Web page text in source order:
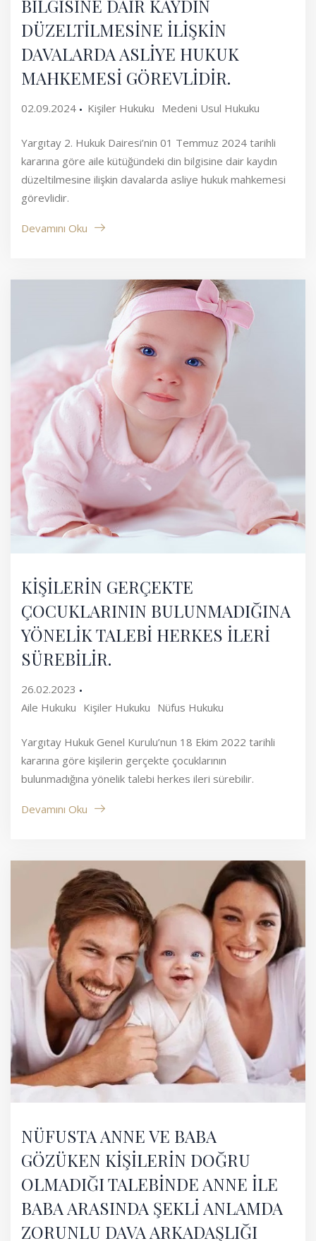
BİLGİSİNE DAİR KAYDIN
DÜZELTİLMESİNE İLİŞKİN
DAVALARDA ASLİYE HUKUK
MAHKEMESİ GÖREVLİDİR.
02.09.2024 Kişiler Hukuku Medeni Usul Hukuku
Yargıtay 2. Hukuk Dairesi’nin 01 Temmuz 2024 tarihli
kararına göre aile kütüğündeki din bilgisine dair kaydın
düzeltilmesine ilişkin davalarda asliye hukuk mahkemesi
görevlidir.
Devamını Oku
KİŞİLERİN GERÇEKTE
ÇOCUKLARININ BULUNMADIĞINA
YÖNELİK TALEBİ HERKES İLERİ
SÜREBİLİR.
26.02.2023
Aile Hukuku Kişiler Hukuku Nüfus Hukuku
Yargıtay Hukuk Genel Kurulu’nun 18 Ekim 2022 tarihli
kararına göre kişilerin gerçekte çocuklarının
bulunmadığına yönelik talebi herkes ileri sürebilir.
Devamını Oku
NÜFUSTA ANNE VE BABA
GÖZÜKEN KİŞİLERİN DOĞRU
OLMADIĞI TALEBİNDE ANNE İLE
BABA ARASINDA ŞEKLİ ANLAMDA
ZORUNLU DAVA ARKADAŞLIĞI